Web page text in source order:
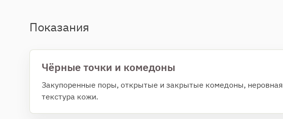
Показания
Чёрные точки и комедоны
Закупоренные поры, открытые и закрытые комедоны, неровная
текстура кожи.